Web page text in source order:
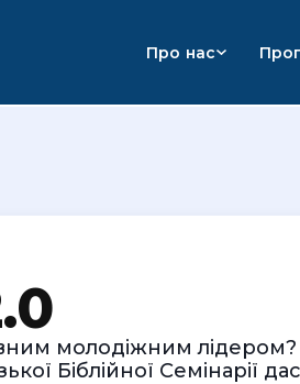
Про нас
молодіжним лідером?
Біблійної Семінарії